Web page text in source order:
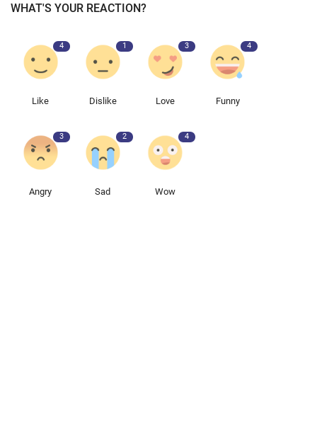
WHAT'S YOUR REACTION?
4
Like
1
Dislike
3
Love
4
Funny
3
Angry
2
Sad
4
Wow